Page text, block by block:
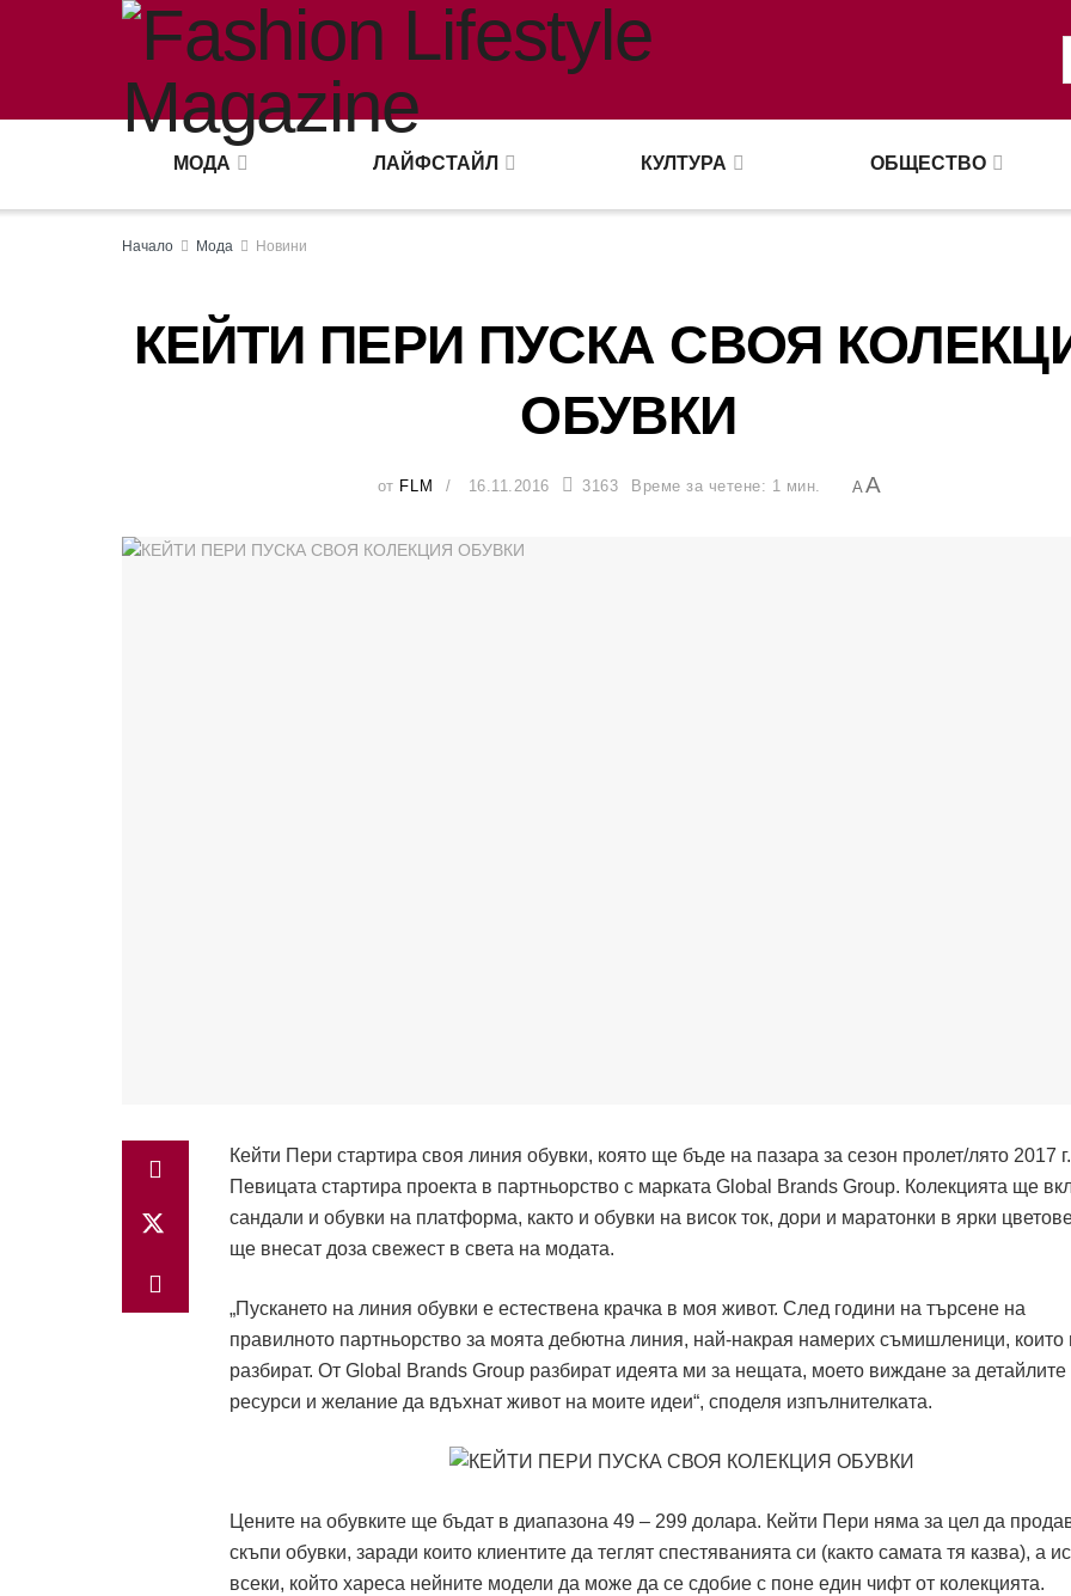
МОДА ЛАЙФСТАЙЛ КУЛТУРА ОБЩЕСТВО
Начало Мода Новини
КЕЙТИ ПЕРИ ПУСКА СВОЯ
ОБУВКИ
от FLM 16.11.2016 3163 Време за четене: 1 мин. AA
Кейти Пери стартира своя линия обувки, която ще бъде на пазара за сезон пролет/лято 2017 г.
Певицата стартира проекта в партньорство с марката Global Brands Group. Колекцията ще
сандали и обувки на платформа, както и обувки на висок ток, дори и маратонки в ярки
ще внесат доза свежест в света на модата.
„Пускането на линия обувки е естествена крачка в моя живот. След години на търсене на
правилното партньорство за моята дебютна линия, най-накрая намерих съмишленици, които
разбират. От Global Brands Group разбират идеята ми за нещата, моето виждане за
ресурси и желание да вдъхнат живот на моите идеи“, споделя изпълнителката.
Цените на обувките ще бъдат в диапазона 49 – 299 долара. Кейти Пери няма за цел да
скъпи обувки, заради които клиентите да теглят спестяванията си (както самата тя казва), а
всеки, който хареса нейните модели да може да се сдобие с поне един чифт от колекцията.